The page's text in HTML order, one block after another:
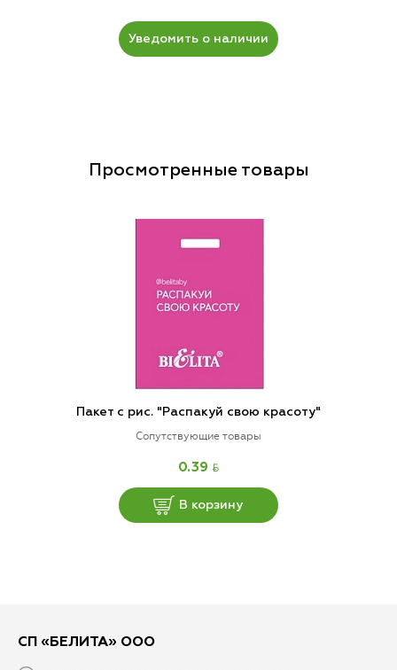
Уведомить о наличии
Просмотренные товары
Пакет с рис. "Распакуй свою красоту"
Сопутствующие товары
0.39 BYN
В корзину
СП «БЕЛИТА» ООО